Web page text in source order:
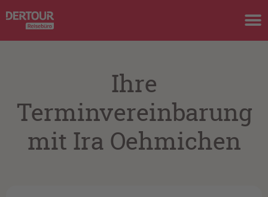
Ihre
Terminvereinbarung
mit Ira Oehmichen